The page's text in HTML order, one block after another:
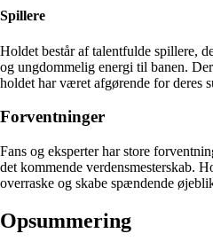
Spillere
Holdet består af talentfulde spillere,
og ungdommelig energi til banen.
holdet har været afgørende for deres
Forventninger
Fans og eksperter har store
det kommende verdensmesterskab.
overraske og skabe spændende
Opsummering